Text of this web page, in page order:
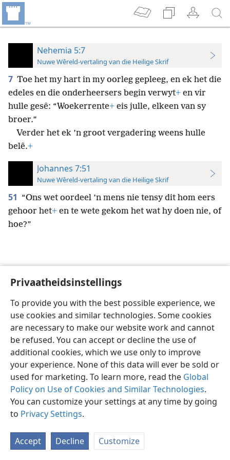
Privaatheidsinstellings
To provide you with the best possible experience, we
use cookies and similar technologies. Some cookies
are necessary to make our website work and cannot
be refused. You can accept or decline the use of
additional cookies, which we use only to improve
your experience. None of this data will ever be sold or
used for marketing. To learn more, read the Global
Policy on Use of Cookies and Similar Technologies.
You can customize your settings at any time by going
to Privacy Settings.
Accept Decline Customize
Nehemia 5:7
Nuwe Wêreld-vertaling van die Heilige Skrif
7 Toe het my hart in my oorleg gepleeg, en ek het die
edeles en die onderheersers begin verwyt+ en vir
hulle gesê: “Woekerrente+ eis julle, elkeen van sy
broer.”
Verder het ek ’n groot vergadering weens hulle
belê.+
Johannes 7:51
Nuwe Wêreld-vertaling van die Heilige Skrif
51 “Ons wet oordeel ’n mens nie tensy dit hom eers
gehoor het+ en te wete gekom het wat hy doen nie, of
hoe?”
Afrikaans Voorkeure
Copyright© 2026 Watch Tower Bible and Tract Society of Pennsylvania
Privaatheidsbeleid
JW.ORG
Meld aan